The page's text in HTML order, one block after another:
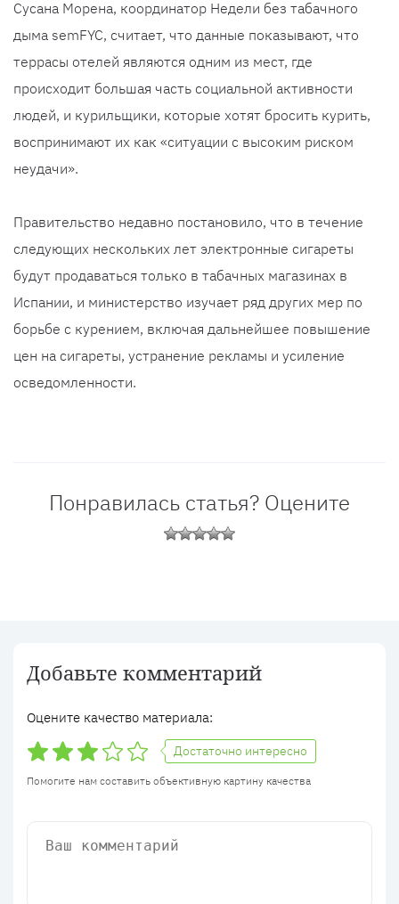
Сусана Морена, координатор Недели без табачного
дыма semFYC, считает, что данные показывают, что
террасы отелей являются одним из мест, где
происходит большая часть социальной активности
людей, и курильщики, которые хотят бросить курить,
воспринимают их как «ситуации с высоким риском
неудачи».
Правительство недавно постановило, что в течение
следующих нескольких лет электронные сигареты
будут продаваться только в табачных магазинах в
Испании, и министерство изучает ряд других мер по
борьбе с курением, включая дальнейшее повышение
цен на сигареты, устранение рекламы и усиление
осведомленности.
Понравилась статья? Оцените
Добавьте комментарий
Оцените качество материала:
Достаточно интересно
Помогите нам составить объективную картину качества